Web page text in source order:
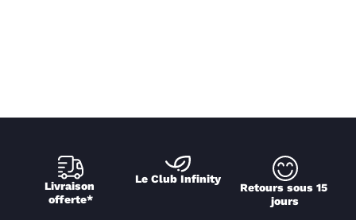
Livraison
offerte*
Le Club Infinity
Retours sous 15
jours